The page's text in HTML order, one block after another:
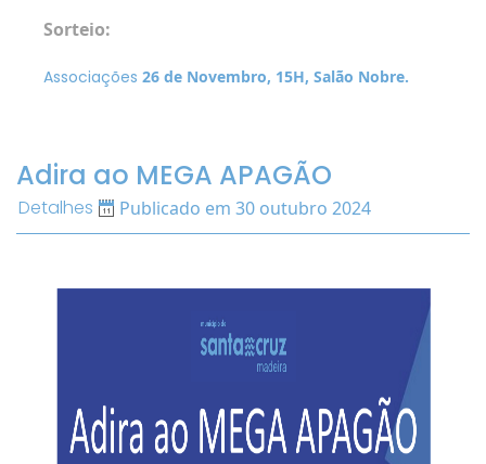
Sorteio:
Associações 26 de Novembro, 15H, Salão Nobre.
Adira ao MEGA APAGÃO
Detalhes Publicado em 30 outubro 2024